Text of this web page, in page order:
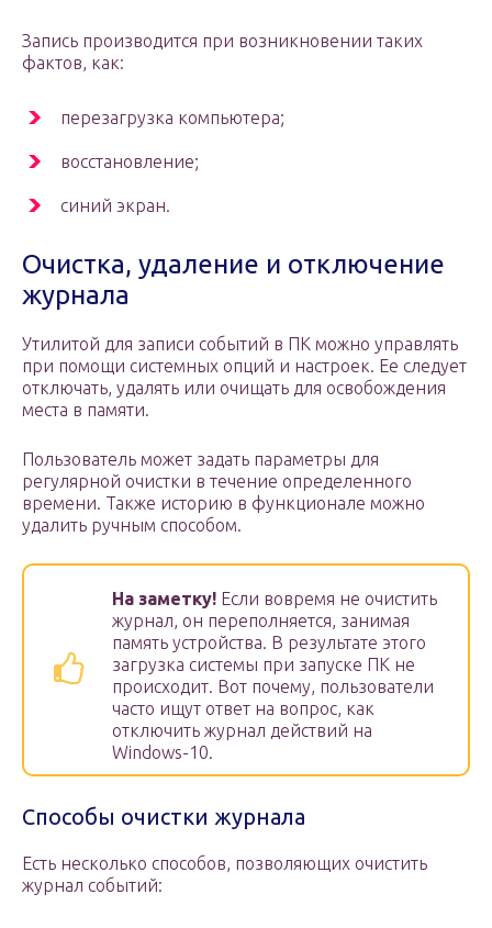
Запись производится при возникновении таких
фактов, как:
перезагрузка компьютера;
восстановление;
синий экран.
Очистка, удаление и отключение
журнала
Утилитой для записи событий в ПК можно управлять
при помощи системных опций и настроек. Ее следует
отключать, удалять или очищать для освобождения
места в памяти.
Пользователь может задать параметры для
регулярной очистки в течение определенного
времени. Также историю в функционале можно
удалить ручным способом.
На заметку! Если вовремя не очистить
журнал, он переполняется, занимая
память устройства. В результате этого
загрузка системы при запуске ПК не
происходит. Вот почему, пользователи
часто ищут ответ на вопрос, как
отключить журнал действий на
Windows-10.
Способы очистки журнала
Есть несколько способов, позволяющих очистить
журнал событий: